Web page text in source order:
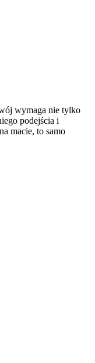
wymaga nie tylko
podejścia i
macie, to samo